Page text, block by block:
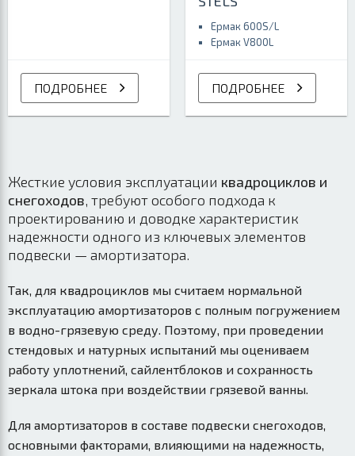
ПОДРОБНЕЕ
Ермак 600S/L
Ермак V800L
ПОДРОБНЕЕ
Жесткие условия эксплуатации квадроциклов и
снегоходов, требуют особого подхода к
проектированию и доводке характеристик
надежности одного из ключевых элементов
подвески — амортизатора.
Так, для квадроциклов мы считаем нормальной
эксплуатацию амортизаторов с полным погружением
в водно-грязевую среду. Поэтому, при проведении
стендовых и натурных испытаний мы оцениваем
работу уплотнений, сайлентблоков и сохранность
зеркала штока при воздействии грязевой ванны.
Для амортизаторов в составе подвески снегоходов,
основными факторами, влияющими на надежность,